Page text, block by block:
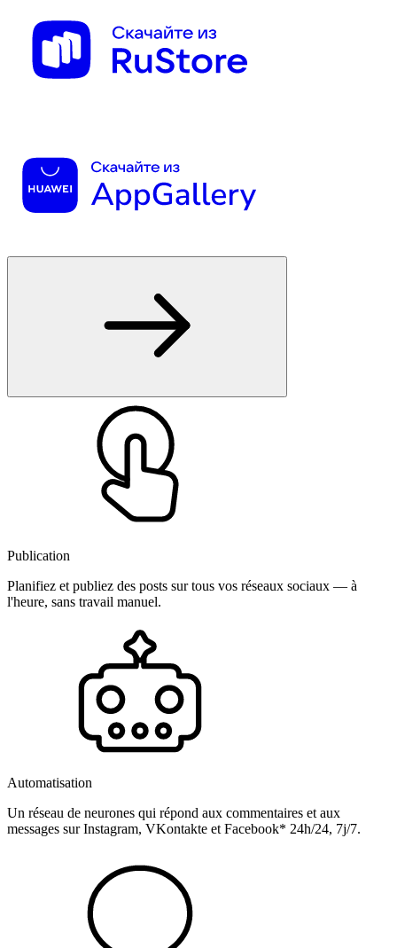
Publication
Planifiez et publiez des posts sur tous vos réseaux sociaux — à
l'heure, sans travail manuel.
Automatisation
Un réseau de neurones qui répond aux commentaires et aux
messages sur Instagram, VKontakte et Facebook* 24h/24, 7j/7.